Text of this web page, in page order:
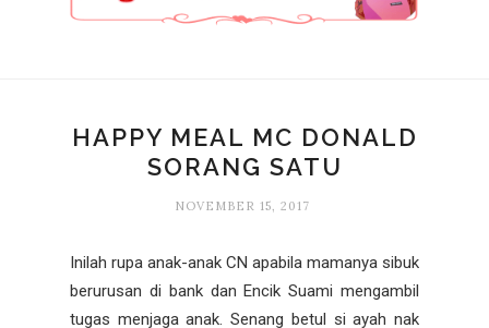
HAPPY MEAL MC DONALD
SORANG SATU
NOVEMBER 15, 2017
Inilah rupa anak-anak CN apabila mamanya sibuk
berurusan di bank dan Encik Suami mengambil
tugas menjaga anak. Senang betul si ayah nak